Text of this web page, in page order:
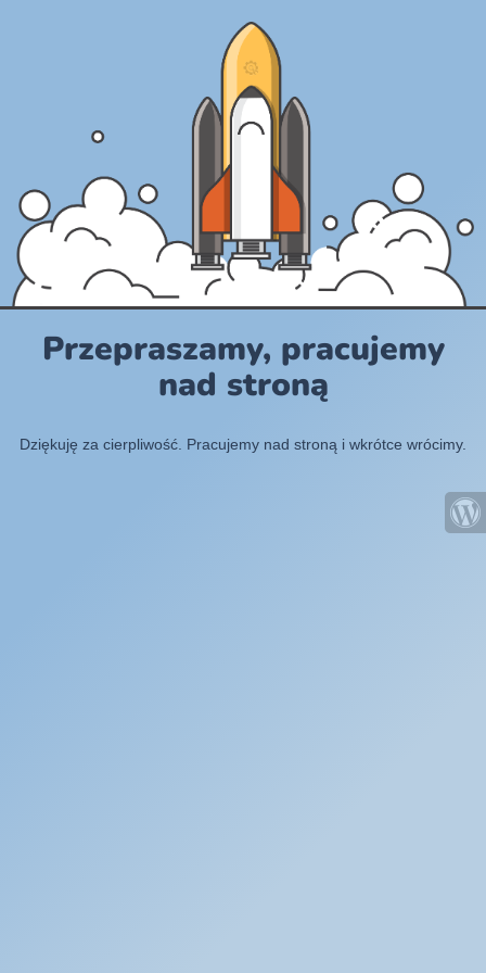
Przepraszamy, pracujemy
nad stroną
Dziękuję za cierpliwość. Pracujemy nad stroną i wkrótce wrócimy.